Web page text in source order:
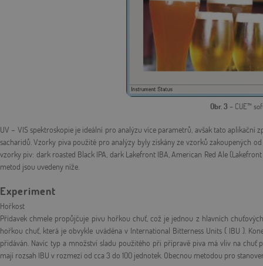
Obr. 3 – CUE™
UV – VIS spektroskopie je ideální pro analýzu více parametrů, avšak tato
sacharidů. Vzorky piva použité pro analýzy byly získány ze vzorků zakoupených
vzorky piv: dark roasted Black IPA, dark Lakefront IBA, American Red Ale
metod jsou uvedeny níže.
Experiment
Hořkost
Přídavek chmele propůjčuje pivu hořkou chuť, což je jednou z hlavních
hořkou chuť, která je obvykle uváděna v International Bitterness Units ( IBU ).
přidáván. Navíc typ a množství sladu použitého při přípravě piva má vliv na chuť
mají rozsah IBU v rozmezí od cca 3 do 100 jednotek. Obecnou metodou pro